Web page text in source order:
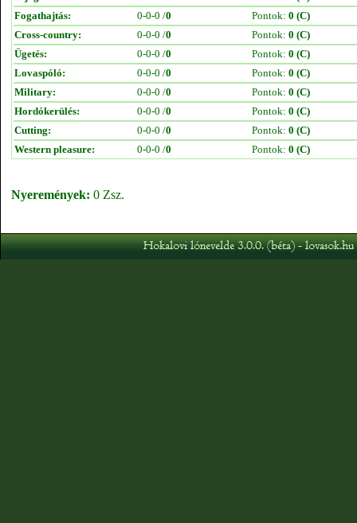
Fogathajtás:
0-0-0 /0 Pontok: 0 (C)
Cross-country:
0-0-0 /0 Pontok: 0 (C)
Ügetés:
0-0-0 /0 Pontok: 0 (C)
Lovaspóló:
0-0-0 /0 Pontok: 0 (C)
Military:
0-0-0 /0 Pontok: 0 (C)
Hordókerülés:
0-0-0 /0 Pontok: 0 (C)
Cutting:
0-0-0 /0 Pontok: 0 (C)
Western pleasure:
0-0-0 /0 Pontok: 0 (C)
Nyeremények: 0 Zsz.